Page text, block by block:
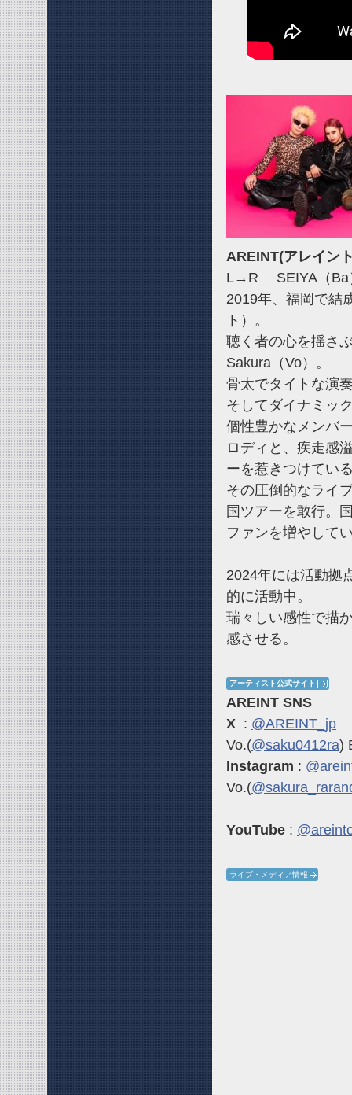
AREINT(アレイン
L→R SEIYA（Ba
2019年、福岡で結
ト）。
聴く者の心を揺さ
Sakura（Vo）。
骨太でタイトな演
そしてダイナミッ
個性豊かなメンバ
ロディと、疾走感
ーを惹きつけてい
その圧倒的なライ
国ツアーを敢行。
ファンを増やして
2024年には活動拠
的に活動中。
瑞々しい感性で描
感させる。
アーティスト公式サイト
AREINT SNS
X : @AREINT_jp
Vo.(@saku0412ra)
Instagram :
Vo.(
YouTube :
ライブ・メディア情報